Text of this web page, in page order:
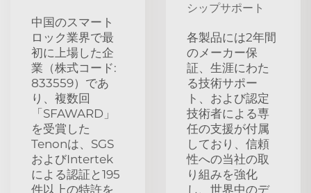
中国のスマート
ロック業界で最
初に上場した企
業（株式コード:
833559）であ
り、複数回
「SFAWARD」
を受賞した
Tenonは、SGS
およびIntertek
による認証と195
件以上の特許を
シップサポート
各製品には2年間
のメーカー保
証、生涯にわた
る技術サポー
ト、および認定
技術者による専
任の支援が付属
しており、信頼
性への当社の取
り組みを強化
し、世界中のデ